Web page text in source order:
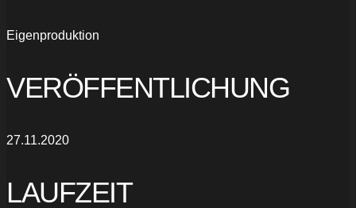
Eigenproduktion
VERÖFFENTLICHUNG
27.11.2020
LAUFZEIT